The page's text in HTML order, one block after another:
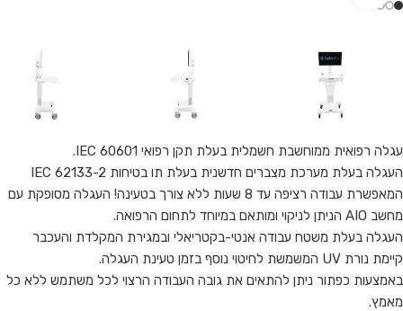
עגלה רפואית ממוחשבת חשמלית בעלת תקן רפואי IEC 60601.
העגלה בעלת מערכת מצברים חדשנית בעלת תו בטיחות IEC 62133-2
המאפשרת עבודה רציפה עד 8 שעות ללא צורך בטעינה! העגלה מסופקת עם
מחשב AIO הניתן לניקוי ומותאם במיוחד לתחום הרפואה.
העגלה בעלת משטח עבודה אנטי-בקטריאלי ובמגירת המקלדת והעכבר
קיימת נורת UV המשמשת לחיטוי נוסף בזמן טעינת העגלה.
באמצעות כפתור ניתן להתאים את גובה העבודה הרצוי לכל משתמש ללא כל
מאמץ.